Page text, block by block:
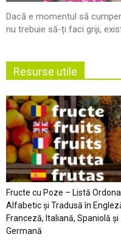
Dacă e momentul să
nu trebuie să-ți faci griji,
Resurse utile
Fructe cu Poze – Listă
Alfabetic şi Tradusă în
Franceză, Italiană, Spaniolă şi
Germană